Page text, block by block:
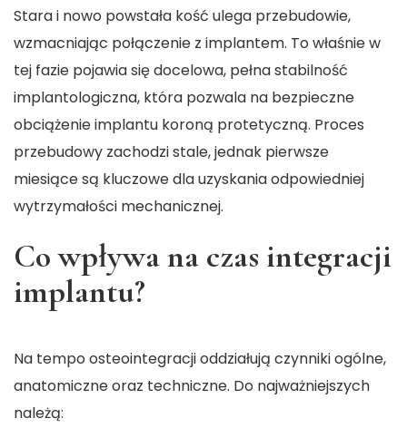
Stara i nowo powstała kość ulega przebudowie,
wzmacniając połączenie z implantem. To właśnie w
tej fazie pojawia się docelowa, pełna stabilność
implantologiczna, która pozwala na bezpieczne
obciążenie implantu koroną protetyczną. Proces
przebudowy zachodzi stale, jednak pierwsze
miesiące są kluczowe dla uzyskania odpowiedniej
wytrzymałości mechanicznej.
Co wpływa na czas integracji
implantu?
Na tempo osteointegracji oddziałują czynniki ogólne,
anatomiczne oraz techniczne. Do najważniejszych
należą: